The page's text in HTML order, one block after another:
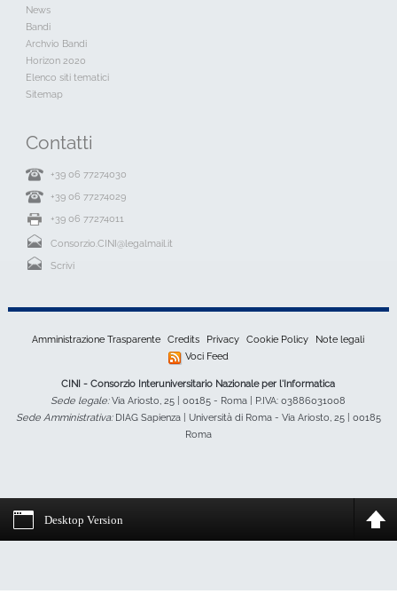
News
Bandi
Archvio Bandi
Horizon 2020
Elenco siti tematici
Sitemap
Contatti
+39 06 77274030
+39 06 77274029
+39 06 77274011
Consorzio.CINI@legalmail.it
Scrivi
Amministrazione Trasparente Credits Privacy Cookie Policy
Note legali
Voci Feed
CINI - Consorzio Interuniversitario Nazionale per l'Informatica
Sede legale:Via Ariosto, 25 | 00185 - Roma | P.IVA: 03886031008
Sede Amministrativa:DIAG Sapienza | Università di Roma - Via Ariosto, 25 | 00185
Roma
Desktop Version